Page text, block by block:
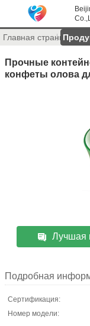
Главная страница
Прочные
конфеты олова
Лучшая
Подробная
Сертификация:
Номер модели: